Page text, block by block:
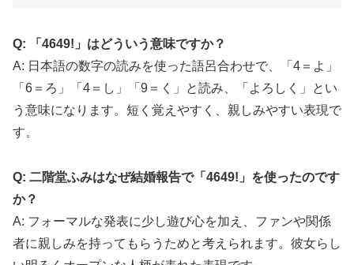
Q: 「4649!」はどういう意味ですか？
A: 日本語の数字の読みを使った語呂合わせで、「4＝よ」
「6＝ろ」「4＝し」「9＝く」と読み、「よろしく」とい
う意味になります。短く覚えやすく、親しみやすい表現で
す。
Q: 二階堂ふみはなぜ結婚報告で「4649!」を使ったのです
か？
A: フォーマルな発表に少し遊び心を加え、ファンや関係
者に親しみを持ってもらうためと考えられます。彼女らし